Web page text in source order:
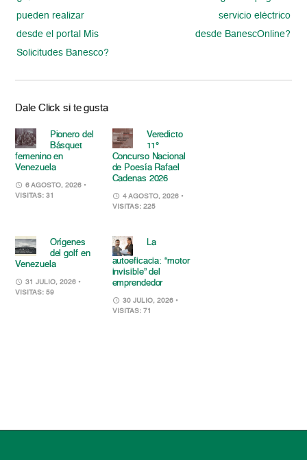
pueden realizar
desde el portal Mis
Solicitudes Banesco?
servicio eléctrico
desde BanescOnline?
Dale Click si te gusta
Pionero del
Básquet
femenino en
Venezuela
6 AGOSTO, 2026 •
VISITAS: 31
Veredicto
11°
Concurso Nacional
de Poesía Rafael
Cadenas 2026
4 AGOSTO, 2026 •
VISITAS: 225
Orígenes
del golf en
Venezuela
31 JULIO, 2026 •
VISITAS: 59
La
autoeficacia: “motor
invisible” del
emprendedor
30 JULIO, 2026 •
VISITAS: 71